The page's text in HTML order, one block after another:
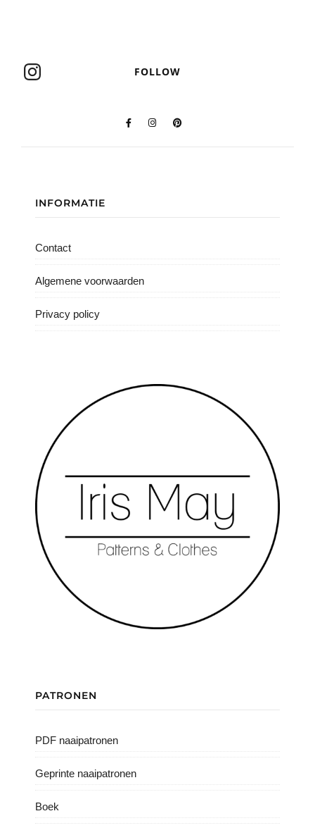
FOLLOW
INFORMATIE
Contact
Algemene voorwaarden
Privacy policy
PATRONEN
PDF naaipatronen
Geprinte naaipatronen
Boek